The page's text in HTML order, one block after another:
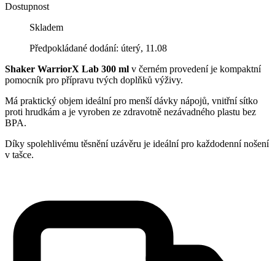
Dostupnost
Skladem
Předpokládané dodání: úterý, 11.08
Shaker WarriorX Lab 300 ml v černém provedení je kompaktní
pomocník pro přípravu tvých doplňků výživy.
Má praktický objem ideální pro menší dávky nápojů, vnitřní sítko
proti hrudkám a je vyroben ze zdravotně nezávadného plastu bez
BPA.
Díky spolehlivému těsnění uzávěru je ideální pro každodenní nošení
v tašce.